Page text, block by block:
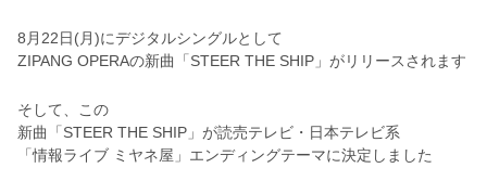
8月22日(月)にデジタルシングルとして
ZIPANG OPERAの新曲「STEER THE SHIP」がリリースされます
そして、この
新曲「STEER THE SHIP」が読売テレビ・日本テレビ系
「情報ライブ ミヤネ屋」エンディングテーマに決定しました